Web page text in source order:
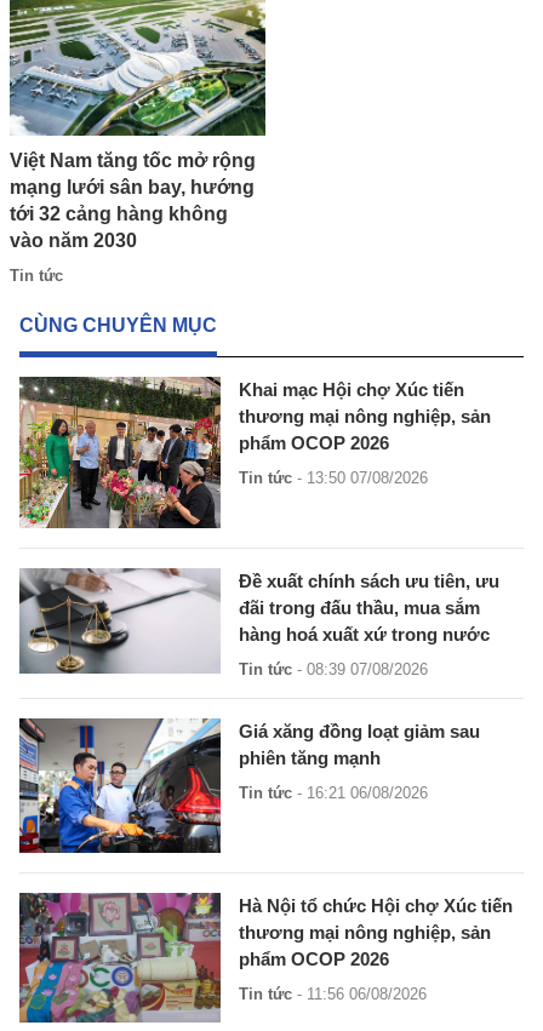
Việt Nam tăng tốc mở rộng
mạng lưới sân bay, hướng
tới 32 cảng hàng không
vào năm 2030
Tin tức
CÙNG CHUYÊN MỤC
Khai mạc Hội chợ Xúc tiến
thương mại nông nghiệp, sản
phẩm OCOP 2026
Tin tức - 13:50 07/08/2026
Đề xuất chính sách ưu tiên, ưu
đãi trong đấu thầu, mua sắm
hàng hoá xuất xứ trong nước
Tin tức - 08:39 07/08/2026
Giá xăng đồng loạt giảm sau
phiên tăng mạnh
Tin tức - 16:21 06/08/2026
Hà Nội tổ chức Hội chợ Xúc tiến
thương mại nông nghiệp, sản
phẩm OCOP 2026
Tin tức - 11:56 06/08/2026